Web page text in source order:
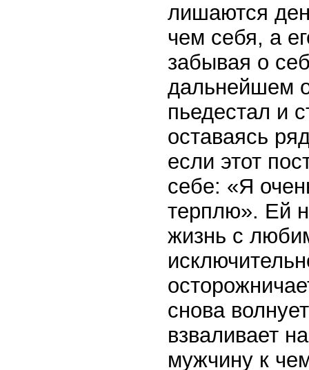
лишаются
чем себя, а
забывая о
дальнейшем
пьедестал и
оставаясь
если этот
себе: «Я
терплю». Ей
жизнь с
снова
взваливает
мужчину к